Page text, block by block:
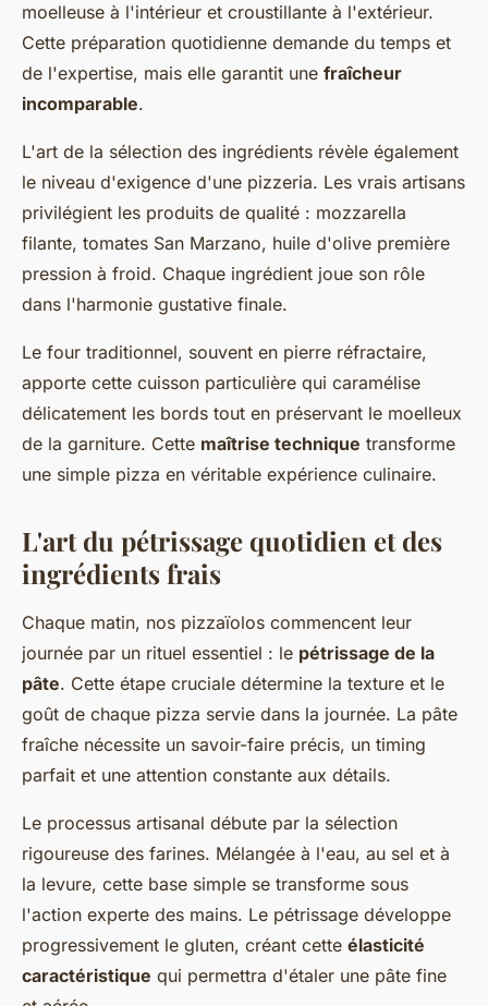
moelleuse à l'intérieur et croustillante à l'extérieur.
Cette préparation quotidienne demande du temps et
de l'expertise, mais elle garantit une fraîcheur
incomparable.
L'art de la sélection des ingrédients révèle également
le niveau d'exigence d'une pizzeria. Les vrais artisans
privilégient les produits de qualité : mozzarella
filante, tomates San Marzano, huile d'olive première
pression à froid. Chaque ingrédient joue son rôle
dans l'harmonie gustative finale.
Le four traditionnel, souvent en pierre réfractaire,
apporte cette cuisson particulière qui caramélise
délicatement les bords tout en préservant le moelleux
de la garniture. Cette maîtrise technique transforme
une simple pizza en véritable expérience culinaire.
L'art du pétrissage quotidien et des
ingrédients frais
Chaque matin, nos pizzaïolos commencent leur
journée par un rituel essentiel : le pétrissage de la
pâte. Cette étape cruciale détermine la texture et le
goût de chaque pizza servie dans la journée. La pâte
fraîche nécessite un savoir-faire précis, un timing
parfait et une attention constante aux détails.
Le processus artisanal débute par la sélection
rigoureuse des farines. Mélangée à l'eau, au sel et à
la levure, cette base simple se transforme sous
l'action experte des mains. Le pétrissage développe
progressivement le gluten, créant cette élasticité
caractéristique qui permettra d'étaler une pâte fine